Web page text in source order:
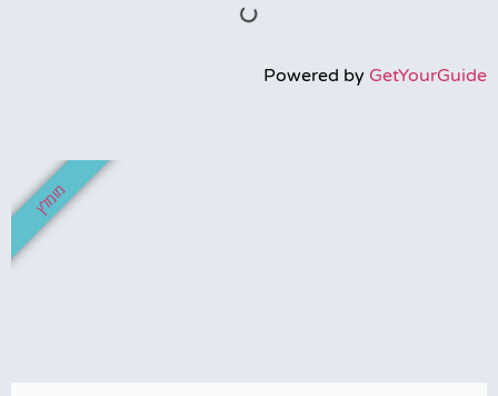
Powered by GetYourGuide
מומלץ